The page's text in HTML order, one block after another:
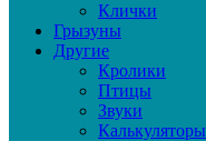
Клички
Грызуны
Другие
Кролики
Птицы
Звуки
Калькуляторы